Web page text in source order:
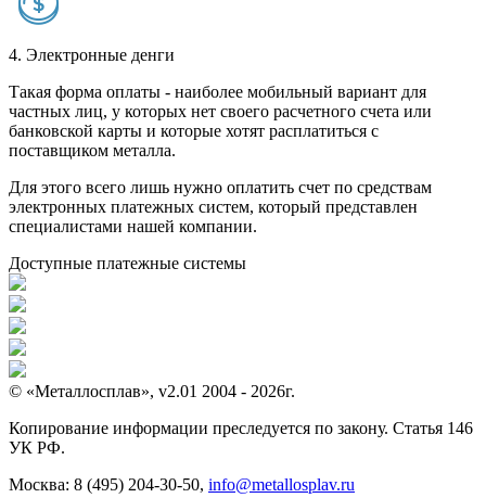
4. Электронные денги
Такая форма оплаты - наиболее мобильный вариант для
частных лиц, у которых нет своего расчетного счета или
банковской карты и которые хотят расплатиться с
поставщиком металла.
Для этого всего лишь нужно оплатить счет по средствам
электронных платежных систем, который представлен
специалистами нашей компании.
Доступные платежные системы
© «Металлосплав», v2.01 2004 - 2026г.
Копирование информации преследуется по закону. Статья 146
УК РФ.
Москва: 8 (495) 204-30-50, info@metallosplav.ru